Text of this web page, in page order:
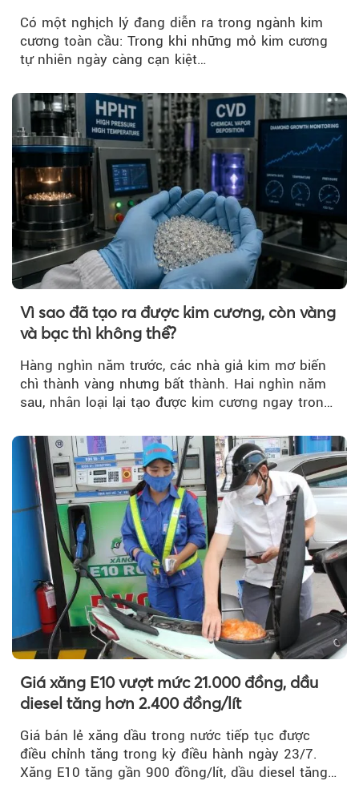
Có một nghịch lý đang diễn ra trong ngành kim
cương toàn cầu: Trong khi những mỏ kim cương
tự nhiên ngày càng cạn kiệt…
Vì sao đã tạo ra được kim cương, còn vàng
và bạc thì không thể?
Hàng nghìn năm trước, các nhà giả kim mơ biến
chì thành vàng nhưng bất thành. Hai nghìn năm
sau, nhân loại lại tạo được kim cương ngay trong
Giá xăng E10 vượt mức 21.000 đồng, dầu
diesel tăng hơn 2.400 đồng/lít
Giá bán lẻ xăng dầu trong nước tiếp tục được
điều chỉnh tăng trong kỳ điều hành ngày 23/7.
Xăng E10 tăng gần 900 đồng/lít, dầu diesel tăng